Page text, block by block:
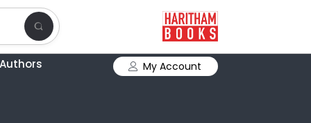
Authors
My Account